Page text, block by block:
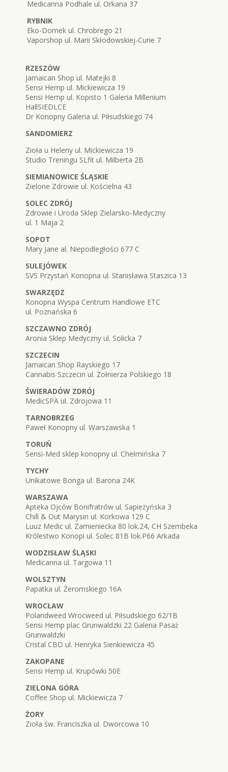
Medicanna Podhale ul. Orkana 37
RYBNIK
Eko-Domek ul. Chrobrego 21
Vaporshop ul. Marii Skłodowskiej-Curie 7
RZESZÓW
Jamaican Shop ul. Matejki 8
Sensi Hemp ul. Mickiewicza 19
Sensi Hemp ul. Kopisto 1 Galeria Millenium
HallSIEDLCE
Dr Konopny Galeria ul. Piłsudskiego 74
SANDOMIERZ
Zioła u Heleny ul. Mickiewicza 19
Studio Treningu SLfit ul. Milberta 2B
SIEMIANOWICE ŚLĄSKIE
Zielone Zdrowie ul. Kościelna 43
SOLEC ZDRÓJ
Zdrowie i Uroda Sklep Zielarsko-Medyczny
ul. 1 Maja 2
SOPOT
Mary Jane al. Niepodległości 677 C
SULEJÓWEK
SVS Przystań Konopna ul. Stanisława Staszica 13
SWARZĘDZ
Konopna Wyspa Centrum Handlowe ETC
ul. Poznańska 6
SZCZAWNO ZDRÓJ
Aronia Sklep Medyczny ul. Solicka 7
SZCZECIN
Jamaican Shop Rayskiego 17
Cannabis Szczecin ul. Żołnierza Polskiego 18
ŚWIERADÓW ZDRÓJ
MedicSPA ul. Zdrojowa 11
TARNOBRZEG
Paweł Konopny ul. Warszawska 1
TORUŃ
Sensi-Med sklep konopny ul. Chełmińska 7
TYCHY
Unikatowe Bonga ul. Barona 24K
WARSZAWA
Apteka Ojców Bonifratrów ul. Sapieżyńska 3
Chill & Out Marysin ul. Korkowa 129 C
Luuz Medic ul. Zamieniecka 80 lok.24, CH Szembeka
Królestwo Konopi ul. Solec 81B lok.P66 Arkada
WODZISŁAW ŚLĄSKI
Medicanna ul. Targowa 11
WOLSZTYN
Papatka ul. Żeromskiego 16A
WROCŁAW
Polandweed Wrocweed ul. Piłsudskiego 62/1B
Sensi Hemp plac Grunwaldzki 22 Galeria Pasaż
Grunwaldzki
Cristal CBD ul. Henryka Sienkiewicza 45
ZAKOPANE
Sensi Hemp ul. Krupówki 50E
ZIELONA GÓRA
Coffee Shop ul. Mickiewicza 7
ŻORY
Zioła św. Franciszka ul. Dworcowa 10